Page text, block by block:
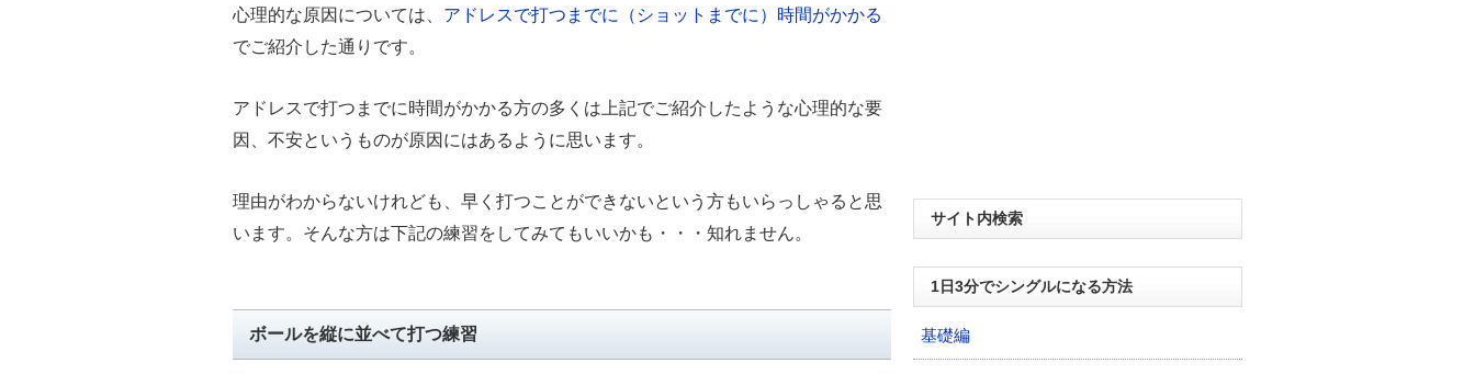
心理的な原因については、 アドレスで打つまでに（ショットまでに）時間がかかる
でご紹介した通りです。
アドレスで打つまでに時間がかかる方の多くは上記でご紹介したような心理的な要
因、不安というものが原因にはあるように思います。
理由がわからないけれども、早く打つことができないという方もいらっしゃると思
います。そんな方は下記の練習をしてみてもいいかも・・・知れません。
ボールを縦に並べて打つ練習
サイト内検索
1日3分でシングルになる方法
基礎編